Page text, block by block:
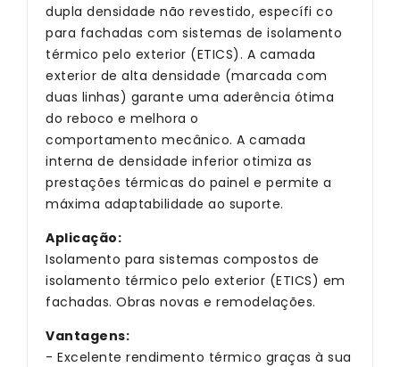
kg/m3
kg/m3
dupla densidade não revestido, específi co
para fachadas com sistemas de isolamento
térmico pelo exterior (ETICS). A camada
exterior de alta densidade (marcada com
duas linhas) garante uma aderência ótima
do reboco e melhora o
comportamento mecânico. A camada
interna de densidade inferior otimiza as
prestações térmicas do painel e permite a
máxima adaptabilidade ao suporte.
Aplicação:
Isolamento para sistemas compostos de
isolamento térmico pelo exterior (ETICS) em
fachadas. Obras novas e remodelações.
Vantagens:
- Excelente rendimento térmico graças à sua